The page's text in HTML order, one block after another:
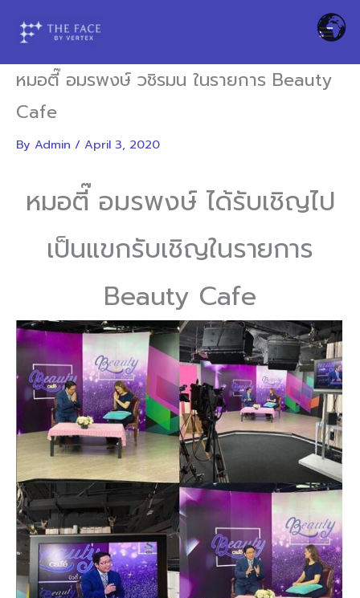
หมอตี๊ อมรพงษ์ วชิรมน ในรายการ Beauty
Cafe
By Admin / April 3, 2020
หมอตี๊ อมรพงษ์ ได้รับเชิญไป
เป็นแขกรับเชิญในรายการ
Beauty Cafe